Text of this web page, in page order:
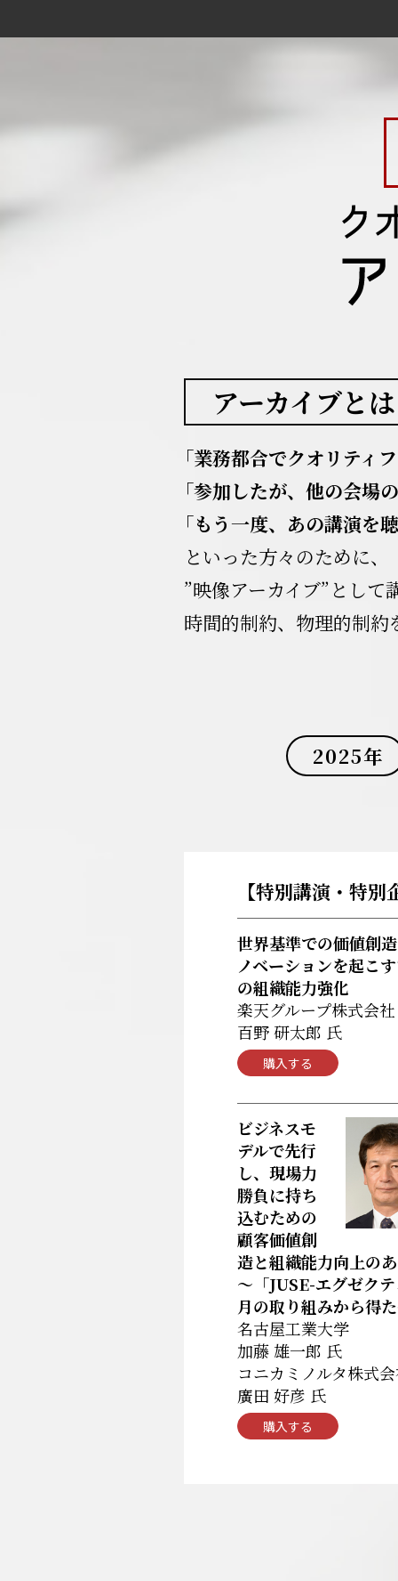
アーカイブと
「業務都合でクオリティ
「参加したが、他の会場
「もう一度、あの講演を
といった方々のために、
”映像アーカイブ”とし
時間的制約、物理的制
2025年
【特別講演・特別
世界基準での価値創
ノベーションを起こ
の組織能力強化
楽天グループ株式会社
百野 研太郎 氏
購入する
ビジネスモ
デルで先行
し、現場力
勝負に持ち
込むための
顧客価値創
造と組織能力向上の
～「JUSE-エグゼク
月の取り組みから得
名古屋工業大学
加藤 雄一郎 氏
コニカミノルタ株式
廣田 好彦 氏
購入する